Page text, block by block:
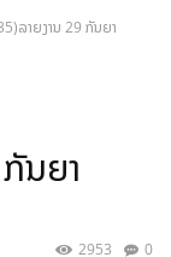
ລາຍງານ 29 ກັນຍາ
ນຍາ
0
2953